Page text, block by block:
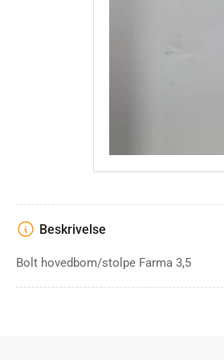
Beskrivelse
Bolt hovedbom/stolpe Farma 3,5